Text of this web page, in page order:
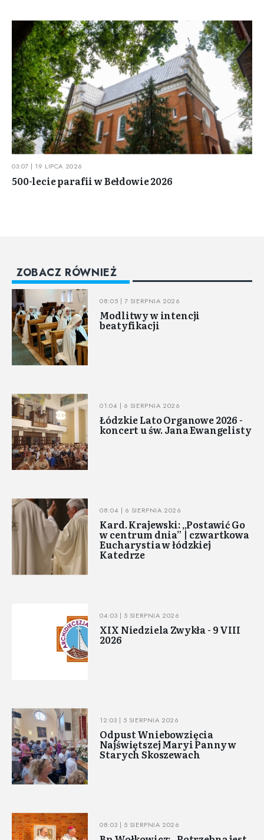
03:07 | 19 LIPCA 2026
500-lecie parafii w Bełdowie 2026
ZOBACZ RÓWNIEŻ
08:05 | 7 SIERPNIA 2026
Modlitwy w intencji
beatyfikacji
01:04 | 6 SIERPNIA 2026
Łódzkie Lato Organowe 2026 -
koncert u św. Jana Ewangelisty
08:04 | 6 SIERPNIA 2026
Kard. Krajewski: „Postawić Go
w centrum dnia” | czwartkowa
Eucharystia w łódzkiej
Katedrze
04:03 | 5 SIERPNIA 2026
XIX Niedziela Zwykła - 9 VIII
2026
12:03 | 5 SIERPNIA 2026
Odpust Wniebowzięcia
Najświętszej Maryi Panny w
Starych Skoszewach
08:03 | 5 SIERPNIA 2026